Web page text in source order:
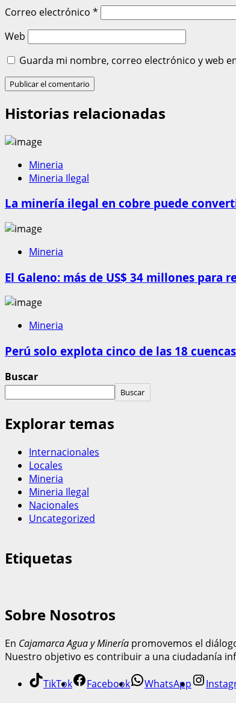
Correo electrónico *
Web
Guarda mi nombre, correo electrónico y web
Historias relacionadas
Mineria
Mineria Ilegal
La minería ilegal en cobre puede
Mineria
El Galeno: más de US$ 34 millones para
Mineria
Perú solo explota cinco de las 18
Buscar
Buscar
Explorar temas
Internacionales
Locales
Mineria
Mineria Ilegal
Nacionales
Uncategorized
Etiquetas
Sobre Nosotros
En Cajamarca Agua y Minería promovemos el
Nuestro objetivo es contribuir a una ciudadanía
TikTok Facebook WhatsApp